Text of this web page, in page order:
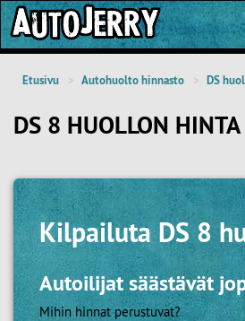
Etusivu Autohuolto hinnasto DS
DS 8 HUOLLON HINTA
KilpailutaDS 8
Autoilijat säästävät
Mihin hinnat perustuvat?